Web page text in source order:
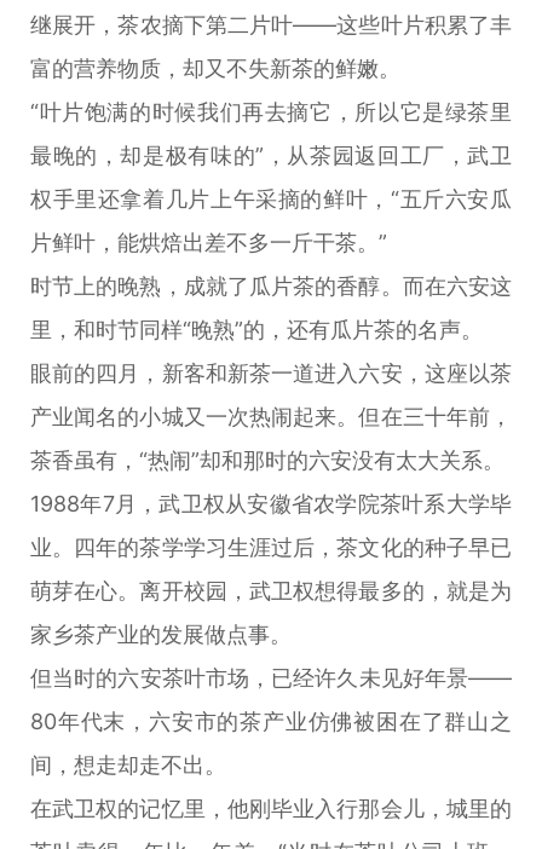
继展开，茶农摘下第二片叶——这些叶片积累了丰
富的营养物质，却又不失新茶的鲜嫩。
“叶片饱满的时候我们再去摘它，所以它是绿茶里
最晚的，却是极有味的”，从茶园返回工厂，武卫
权手里还拿着几片上午采摘的鲜叶，“五斤六安瓜
片鲜叶，能烘焙出差不多一斤干茶。”
时节上的晚熟，成就了瓜片茶的香醇。而在六安这
里，和时节同样“晚熟”的，还有瓜片茶的名声。
眼前的四月，新客和新茶一道进入六安，这座以茶
产业闻名的小城又一次热闹起来。但在三十年前，
茶香虽有，“热闹”却和那时的六安没有太大关系。
1988年7月，武卫权从安徽省农学院茶叶系大学毕
业。四年的茶学学习生涯过后，茶文化的种子早已
萌芽在心。离开校园，武卫权想得最多的，就是为
家乡茶产业的发展做点事。
但当时的六安茶叶市场，已经许久未见好年景——
80年代末，六安市的茶产业仿佛被困在了群山之
间，想走却走不出。
在武卫权的记忆里，他刚毕业入行那会儿，城里的